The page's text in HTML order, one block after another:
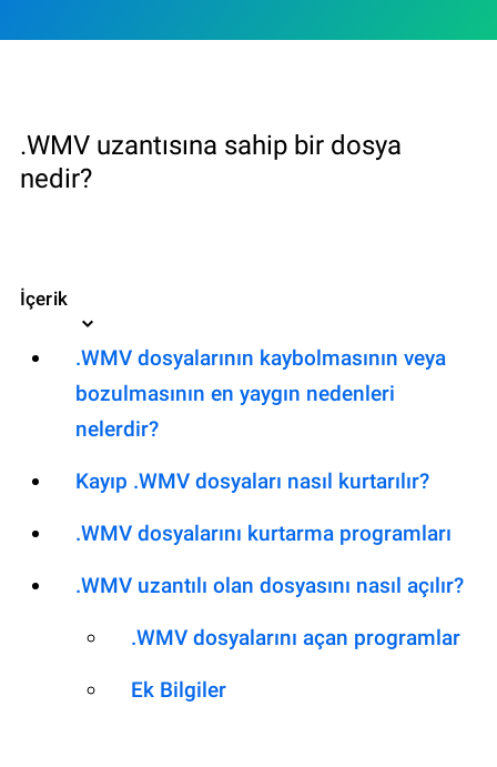
.WMV uzantısına sahip bir dosya
nedir?
İçerik
.WMV dosyalarının kaybolmasının veya
bozulmasının en yaygın nedenleri
nelerdir?
Kayıp .WMV dosyaları nasıl kurtarılır?
.WMV dosyalarını kurtarma programları
.WMV uzantılı olan dosyasını nasıl açılır?
.WMV dosyalarını açan programlar
Ek Bilgiler